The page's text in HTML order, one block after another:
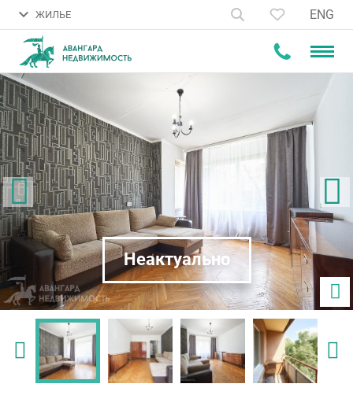
ЖИЛЬЕ ENG
Неактуально